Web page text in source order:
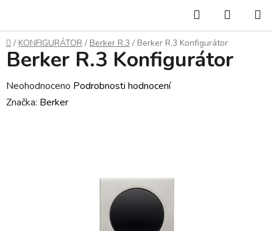
obsah
Hledat
KOŠÍK
Domů
/ KONFIGURÁTOR / Berker R.3 / Berker R.3 Konfigurátor
Berker R.3 Konfigurátor
Průměrné
hodnocení
Neohodnoceno Podrobnosti hodnocení
Značka: Berker